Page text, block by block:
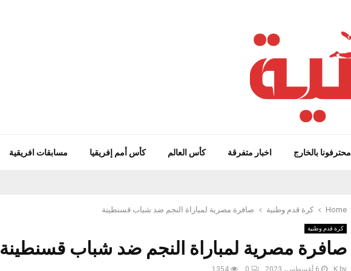
محترفونا بالخارج اخبار متفرقة كأس العالم كأس أمم إفريقيا مسابقات افريقية
Home كرة قدم وطنية صافرة مصرية لمباراة النجم ضد شباب قسنطينة
كرة قدم وطنية
صافرة مصرية لمباراة النجم ضد شباب قسنطينة
by
K 6 أغسطس، 2023 0
1354